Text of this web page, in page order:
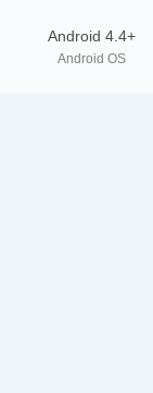
Android 4.4+
Android OS